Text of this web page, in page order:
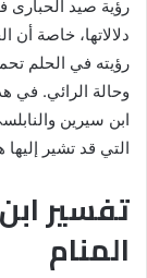
رؤية صيد الحبارى
دلالاتها، خاصة
رؤيته في الحلم
وحالة الرائي. في
ابن سيرين
التي قد تشير إليها
تفسير
المنام